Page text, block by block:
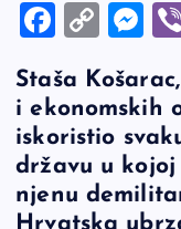
F
c
e
b
o
C
p
y
Li
n
M
se
n
g
er
Staša
i ekonomskih
iskoristio
državu u
njenu
Hrvatska